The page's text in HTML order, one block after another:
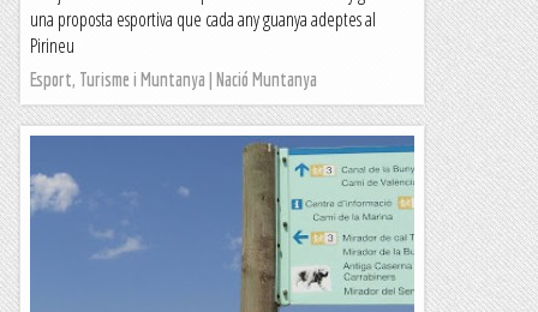
una proposta esportiva que cada any guanya adeptes al
Pirineu
Esport, Turisme i Muntanya | Nació Muntanya